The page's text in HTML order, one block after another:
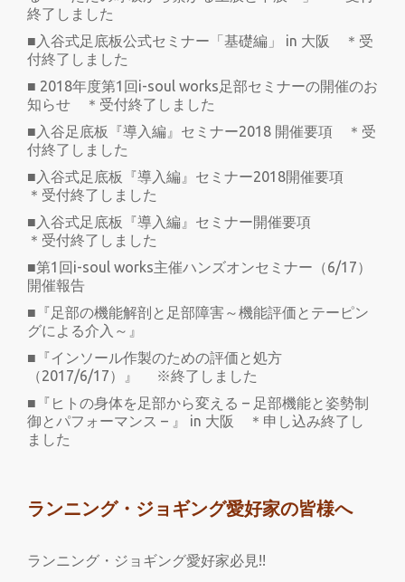
終了しました
■入谷式足底板公式セミナー「基礎編」 in 大阪 ＊受
付終了しました
■ 2018年度第1回i-soul works足部セミナーの開催のお
知らせ ＊受付終了しました
■入谷足底板『導入編』セミナー2018 開催要項 ＊受
付終了しました
■入谷式足底板『導入編』セミナー2018開催要項
＊受付終了しました
■入谷式足底板『導入編』セミナー開催要項
＊受付終了しました
■第1回i-soul works主催ハンズオンセミナー（6/17）
開催報告
■『足部の機能解剖と足部障害～機能評価とテーピン
グによる介入～』
■『インソール作製のための評価と処方
（2017/6/17）』 ※終了しました
■『ヒトの身体を足部から変える – 足部機能と姿勢制
御とパフォーマンス – 』 in 大阪 ＊申し込み終了し
ました
ランニング・ジョギング愛好家の皆様へ
ランニング・ジョギング愛好家必見!!